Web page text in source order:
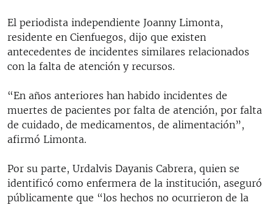
El periodista independiente Joanny Limonta,
residente en Cienfuegos, dijo que existen
antecedentes de incidentes similares relacionados
con la falta de atención y recursos.
“En años anteriores han habido incidentes de
muertes de pacientes por falta de atención, por falta
de cuidado, de medicamentos, de alimentación”,
afirmó Limonta.
Por su parte, Urdalvis Dayanis Cabrera, quien se
identificó como enfermera de la institución, aseguró
públicamente que “los hechos no ocurrieron de la